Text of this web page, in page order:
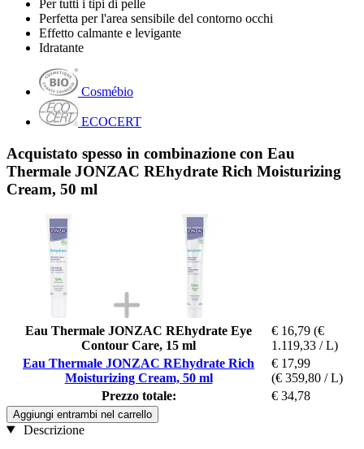
Per tutti i tipi di pelle
Perfetta per l'area sensibile del contorno occhi
Effetto calmante e levigante
Idratante
Cosmébio
ECOCERT
Acquistato spesso in combinazione con Eau
Thermale JONZAC REhydrate Rich Moisturizing
Cream, 50 ml
Eau Thermale JONZAC REhydrate Eye
Contour Care, 15 ml
€ 16,79 (€
1.119,33 / L)
Eau Thermale JONZAC REhydrate Rich
Moisturizing Cream, 50 ml
€ 17,99
(€ 359,80 / L)
Prezzo totale:
€ 34,78
Aggiungi entrambi nel carrello
Descrizione